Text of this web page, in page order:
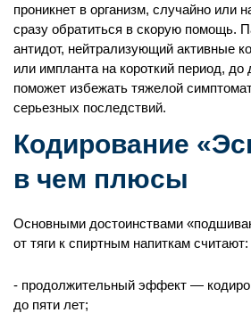
Палата
от 10 000 ₽
восстанавливающие,
Медикаментозная
Круглосуточное наблюдение
проникнет в организм, случайно или
сразу обратиться в скорую помощь.
антидот, нейтрализующий активные
или импланта на короткий период, до
поможет избежать тяжелой
серьезных последствий.
Кодирование
в чем плюсы
Основными достоинствами
от тяги к спиртным напиткам считают:
продолжительный эффект —
до пяти лет;